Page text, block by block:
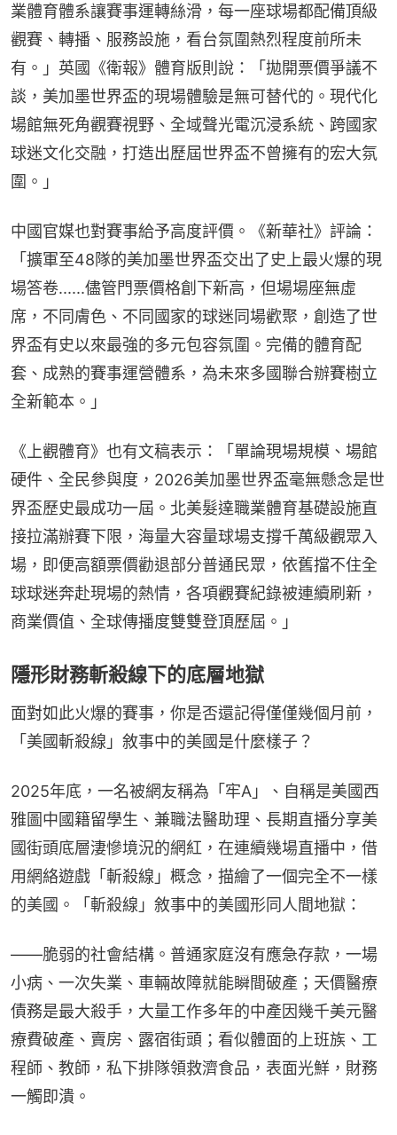
業體育體系讓賽事運轉絲滑，每一座球場都配備頂級
觀賽、轉播、服務設施，看台氛圍熱烈程度前所未
有。」英國《衛報》體育版則說：「拋開票價爭議不
談，美加墨世界盃的現場體驗是無可替代的。現代化
場館無死角觀賽視野、全域聲光電沉浸系統、跨國家
球迷文化交融，打造出歷屆世界盃不曾擁有的宏大氛
圍。」
中國官媒也對賽事給予高度評價。《新華社》評論：
「擴軍至48隊的美加墨世界盃交出了史上最火爆的現
場答卷......儘管門票價格創下新高，但場場座無虛
席，不同膚色、不同國家的球迷同場歡聚，創造了世
界盃有史以來最強的多元包容氛圍。完備的體育配
套、成熟的賽事運營體系，為未來多國聯合辦賽樹立
全新範本。」
《上觀體育》也有文稿表示：「單論現場規模、場館
硬件、全民參與度，2026美加墨世界盃毫無懸念是世
界盃歷史最成功一屆。北美髮達職業體育基礎設施直
接拉滿辦賽下限，海量大容量球場支撐千萬級觀眾入
場，即便高額票價勸退部分普通民眾，依舊擋不住全
球球迷奔赴現場的熱情，各項觀賽紀錄被連續刷新，
商業價值、全球傳播度雙雙登頂歷屆。」
隱形財務斬殺線下的底層地獄
面對如此火爆的賽事，你是否還記得僅僅幾個月前，
「美國斬殺線」敘事中的美國是什麼樣子？
2025年底，一名被網友稱為「牢A」、自稱是美國西
雅圖中國籍留學生、兼職法醫助理、長期直播分享美
國街頭底層淒慘境況的網紅，在連續幾場直播中，借
用網絡遊戲「斬殺線」概念，描繪了一個完全不一樣
的美國。「斬殺線」敘事中的美國形同人間地獄：
——脆弱的社會結構。普通家庭沒有應急存款，一場
小病、一次失業、車輛故障就能瞬間破產；天價醫療
債務是最大殺手，大量工作多年的中產因幾千美元醫
療費破產、賣房、露宿街頭；看似體面的上班族、工
程師、教師，私下排隊領救濟食品，表面光鮮，財務
一觸即潰。